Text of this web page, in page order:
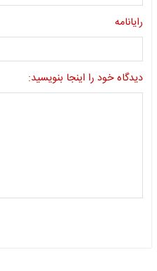
رایانامه
دیدگاه خود را اینجا بنویسید: